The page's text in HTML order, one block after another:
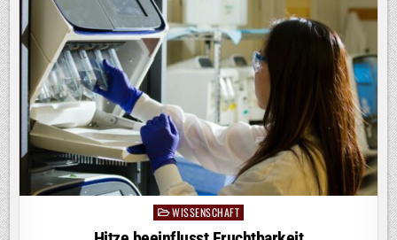
VERBORGENE
MUSTER
IN
MIKROBIELLEN
GEMEINSCHAFTEN
DER
WARNOW
SICHTBAR
Posted
in
WISSENSCHAFT